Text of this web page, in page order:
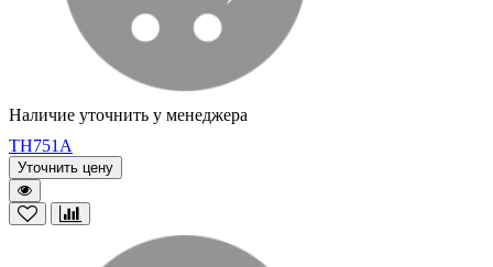
Наличие уточнить у менеджера
TH751A
Уточнить цену